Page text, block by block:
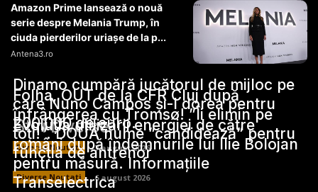
Amazon Prime lansează o nouă
serie despre Melania Trump, în
ciuda pierderilor uriașe de la p...
Antena3.ro
Stiri Diverse:
Dinamo cumpără jucătorul de mijloc pe
care Nuno Campos și-l dorea pentru
200.000 de euro.
Diverse Noutati 7 august 2026
Folha, OUT de la CFR Cluj după
înfrângerea cu Tromsø! ”Îi elimin pe
toți!”. DOUĂ nume ”candidează” pentru
funcția de antrenor
Diverse Noutati 6 august 2026
Evoluția utilizării energiei de către
români după îndemnurile lui Ilie Bolojan
pentru măsură. Informațiile
Transelectrica